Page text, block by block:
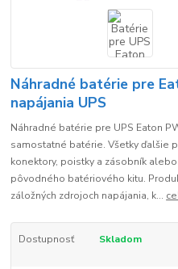
Náhradné batérie pre
napájania UPS
Náhradné batérie pre UPS Eaton
samostatné batérie. Všetky ďalšie
konektory, poistky a zásobník
pôvodného batériového kitu.
záložných zdrojoch napájania, k...
Dostupnosť Skladom